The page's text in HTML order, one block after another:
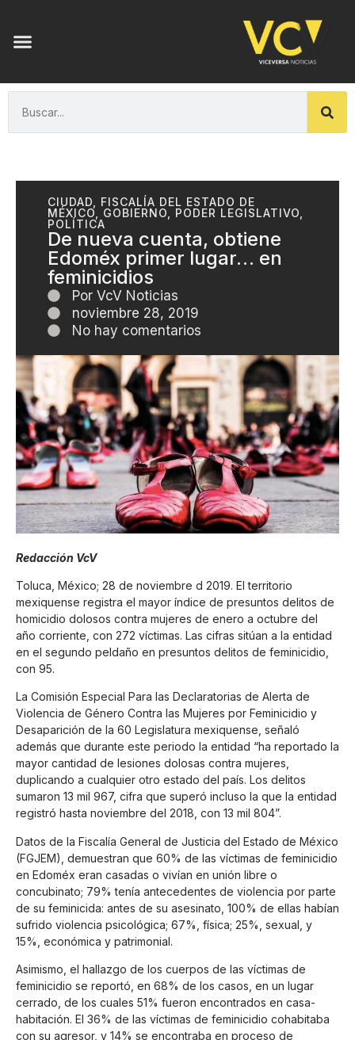
CIUDAD, FISCALÍA DEL ESTADO DE
MÉXICO, GOBIERNO, PODER LEGISLATIVO,
POLÍTICA
De nueva cuenta, obtiene
Edoméx primer lugar… en
feminicidios
Por VcV Noticias
noviembre 28, 2019
No hay comentarios
Redacción VcV
Toluca, México; 28 de noviembre d 2019. El territorio
mexiquense registra el mayor índice de presuntos delitos de
homicidio dolosos contra mujeres de enero a octubre del
año corriente, con 272 víctimas. Las cifras sitúan a la entidad
en el segundo peldaño en presuntos delitos de feminicidio,
con 95.
La Comisión Especial Para las Declaratorias de Alerta de
Violencia de Género Contra las Mujeres por Feminicidio y
Desaparición de la 60 Legislatura mexiquense, señaló
además que durante este periodo la entidad “ha reportado la
mayor cantidad de lesiones dolosas contra mujeres,
duplicando a cualquier otro estado del país. Los delitos
sumaron 13 mil 967, cifra que superó incluso la que la entidad
registró hasta noviembre del 2018, con 13 mil 804”.
Datos de la Fiscalía General de Justicia del Estado de México
(FGJEM), demuestran que 60% de las víctimas de feminicidio
en Edoméx eran casadas o vivían en unión libre o
concubinato; 79% tenía antecedentes de violencia por parte
de su feminicida: antes de su asesinato, 100% de ellas habían
sufrido violencia psicológica; 67%, física; 25%, sexual, y
15%, económica y patrimonial.
Asimismo, el hallazgo de los cuerpos de las víctimas de
feminicidio se reportó, en 68% de los casos, en un lugar
cerrado, de los cuales 51% fueron encontrados en casa-
habitación. El 36% de las víctimas de feminicidio cohabitaba
con su agresor, y 14% se encontraba en proceso de